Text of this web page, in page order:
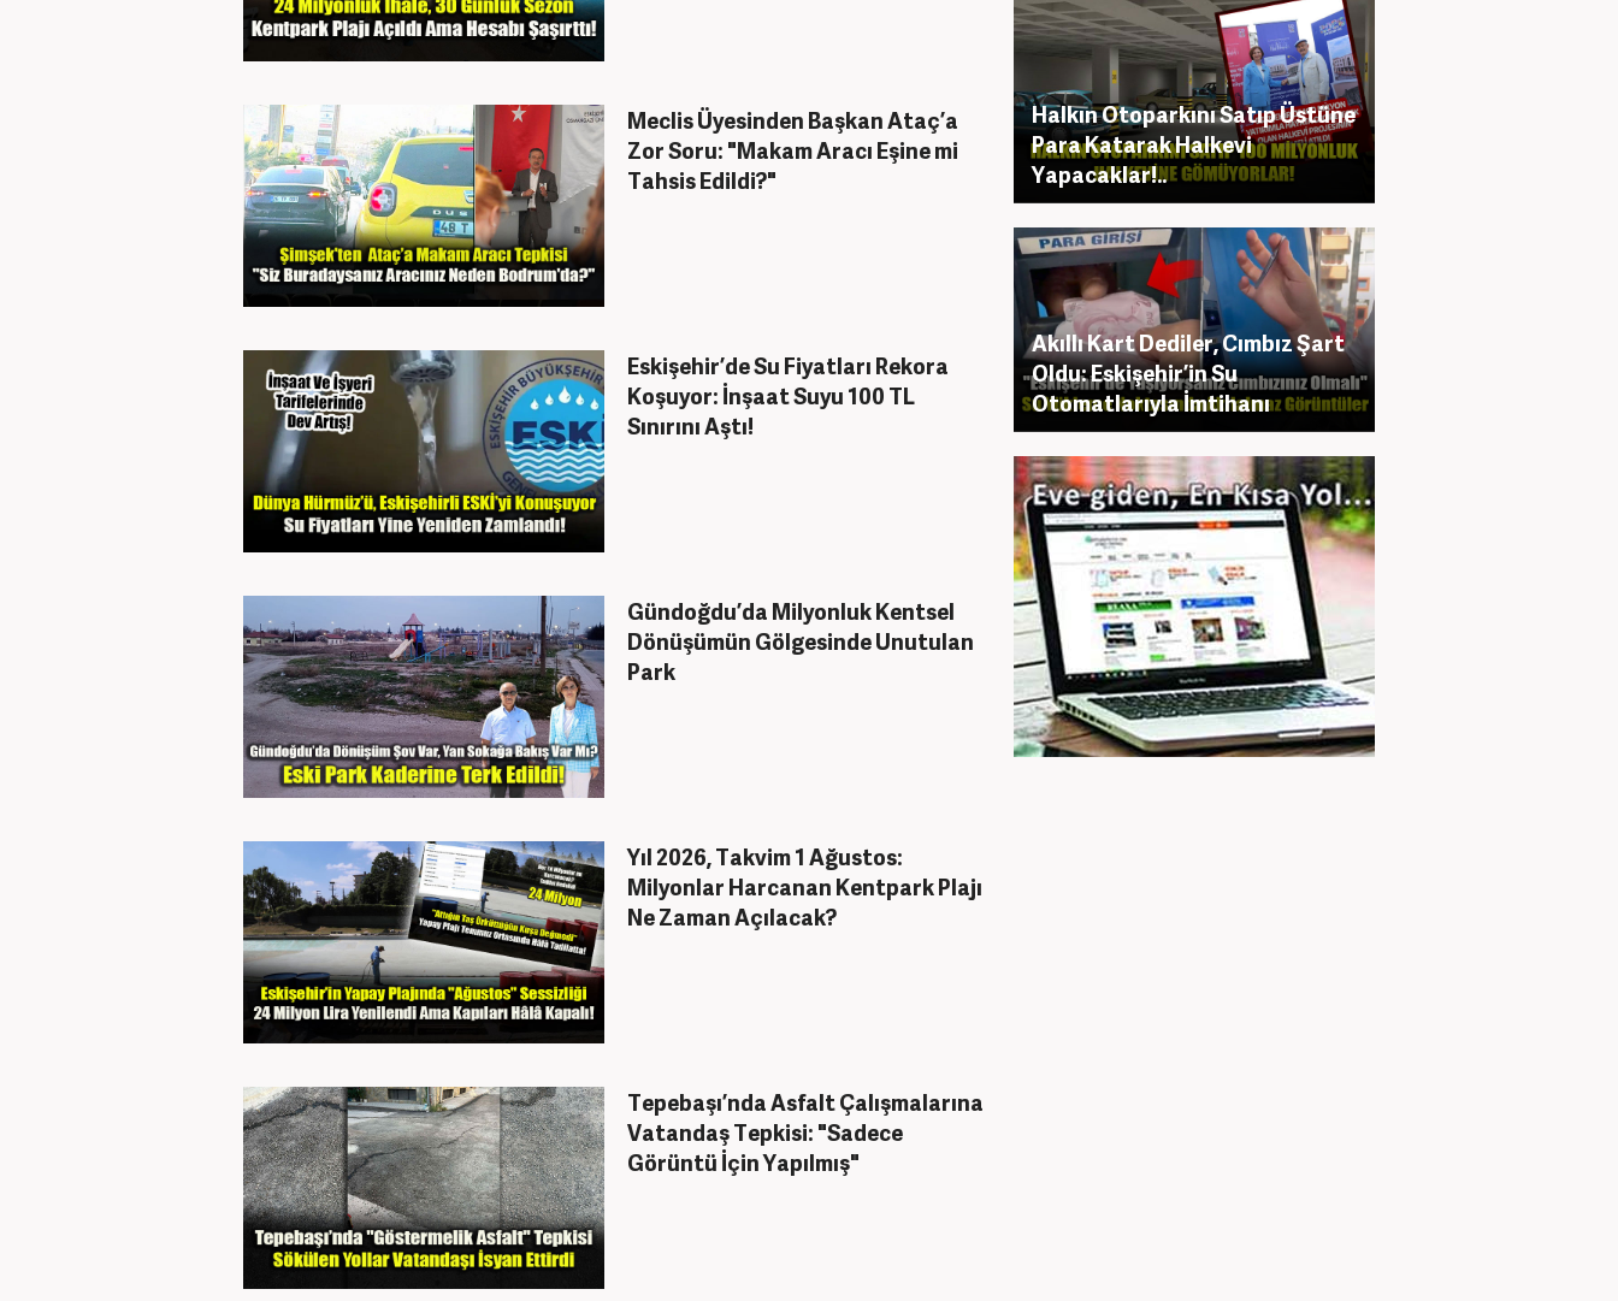
Meclis Üyesinden Başkan Ataç’a
Zor Soru: "Makam Aracı Eşine mi
Tahsis Edildi?"
Eskişehir’de Su Fiyatları Rekora
Koşuyor: İnşaat Suyu 100 TL
Sınırını Aştı!
Gündoğdu’da Milyonluk Kentsel
Dönüşümün Gölgesinde Unutulan
Park
Yıl 2026, Takvim 1 Ağustos:
Milyonlar Harcanan Kentpark Plajı
Ne Zaman Açılacak?
Tepebaşı’nda Asfalt Çalışmalarına
Vatandaş Tepkisi: "Sadece
Görüntü İçin Yapılmış"
Halkın Otoparkını Satıp Üstüne
Para Katarak Halkevi
Yapacaklar!..
Akıllı Kart Dediler, Cımbız Şart
Oldu: Eskişehir’in Su
Otomatlarıyla İmtihanı